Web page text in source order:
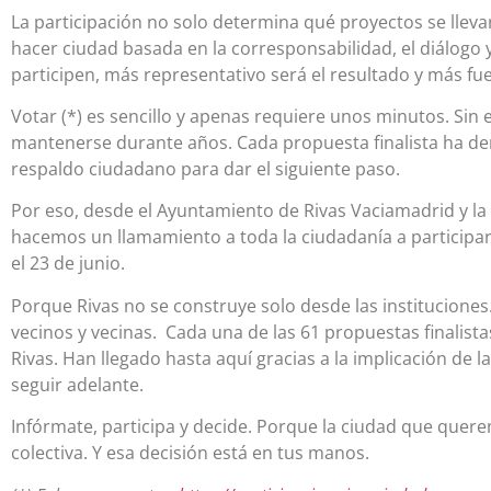
La participación no solo determina qué proyectos se
hacer ciudad basada en la corresponsabilidad, el
participen, más representativo será el resultado y más
Votar (*) es sencillo y apenas requiere unos minutos.
mantenerse durante años. Cada propuesta finalista ha
respaldo ciudadano para dar el siguiente paso.
Por eso, desde el Ayuntamiento de Rivas Vaciamadrid y
hacemos un llamamiento a toda la ciudadanía a
el 23 de junio.
Porque Rivas no se construye solo desde las
vecinos y vecinas. Cada una de las 61 propuestas
Rivas. Han llegado hasta aquí gracias a la implicación de
seguir adelante.
Infórmate, participa y decide. Porque la ciudad que
colectiva. Y esa decisión está en tus manos.